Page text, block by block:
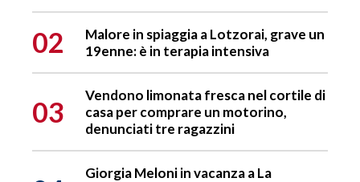
02
Malore in spiaggia a Lotzorai, grave un
19enne: è in terapia intensiva
03
Vendono limonata fresca nel cortile di
casa per comprare un motorino,
denunciati tre ragazzini
Giorgia Meloni in vacanza a La